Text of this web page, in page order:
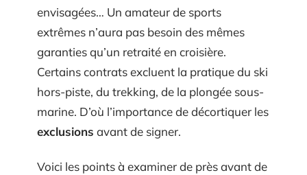
envisagées… Un amateur de sports
extrêmes n’aura pas besoin des mêmes
garanties qu’un retraité en croisière.
Certains contrats excluent la pratique du ski
hors-piste, du trekking, de la plongée sous-
marine. D’où l’importance de décortiquer les
exclusions avant de signer.
Voici les points à examiner de près avant de